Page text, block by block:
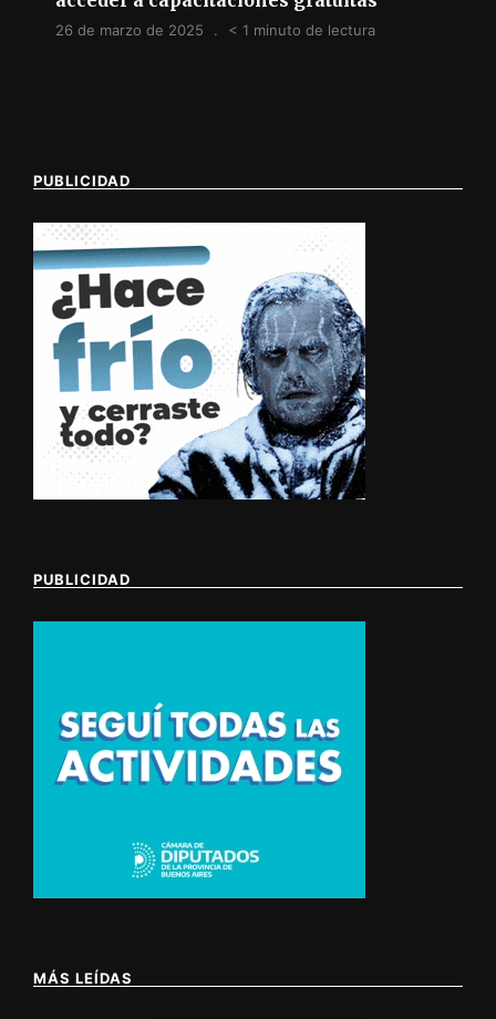
26 de marzo de 2025 < 1 minuto de lectura
PUBLICIDAD
PUBLICIDAD
MÁS LEÍDAS